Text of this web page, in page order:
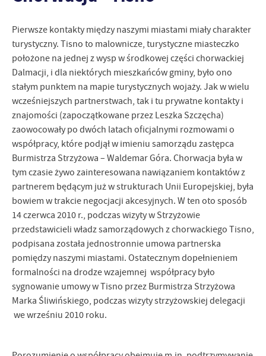
Pierwsze kontakty między naszymi miastami miały charakter
turystyczny. Tisno to malownicze, turystyczne miasteczko
położone na jednej z wysp w środkowej części chorwackiej
Dalmacji, i dla niektórych mieszkańców gminy, było ono
stałym punktem na mapie turystycznych wojaży. Jak w wielu
wcześniejszych partnerstwach, tak i tu prywatne kontakty i
znajomości (zapoczątkowane przez Leszka Szczęcha)
zaowocowały po dwóch latach oficjalnymi rozmowami o
współpracy, które podjął w imieniu samorządu zastępca
Burmistrza Strzyżowa – Waldemar Góra. Chorwacja była w
tym czasie żywo zainteresowana nawiązaniem kontaktów z
partnerem będącym już w strukturach Unii Europejskiej, była
bowiem w trakcie negocjacji akcesyjnych. W ten oto sposób
14 czerwca 2010 r., podczas wizyty w Strzyżowie
przedstawicieli władz samorządowych z chorwackiego Tisno,
podpisana została jednostronnie umowa partnerska
pomiędzy naszymi miastami. Ostatecznym dopełnieniem
formalności na drodze wzajemnej współpracy było
sygnowanie umowy w Tisno przez Burmistrza Strzyżowa
Marka Śliwińskiego, podczas wizyty strzyżowskiej delegacji
we wrześniu 2010 roku.
Dzięki tym plikom cookies możemy zapewnić Ci większy komfort
korzystania z funkcjonalności naszej strony poprzez dopasowanie
jej do Twoich indywidualnych preferencji. Wyrażenie zgody na
funkcjonalne i personalizacyjne pliki cookies gwarantuje
dostępność większej ilości funkcji na stronie.
Więcej
Analityczne
Analityczne pliki cookies pomagają nam rozwijać się i
dostosowywać do Twoich potrzeb.
Cookies analityczne pozwalają na uzyskanie informacji w zakresie
wykorzystywania witryny internetowej, miejsca oraz częstotliwości,
z jaką odwiedzane są nasze serwisy www. Dane pozwalają nam na
ocenę naszych serwisów internetowych pod względem ich
popularności wśród użytkowników. Zgromadzone informacje są
przetwarzane w formie zanonimizowanej. Wyrażenie zgody na
analityczne pliki cookies gwarantuje dostępność wszystkich
funkcjonalności.
Więcej
Reklamowe
Dzięki reklamowym plikom cookies prezentujemy Ci najciekawsze
informacje i aktualności na stronach naszych partnerów.
Promocyjne pliki cookies służą do prezentowania Ci naszych
komunikatów na podstawie analizy Twoich upodobań oraz Twoich
zwyczajów dotyczących przeglądanej witryny internetowej. Treści
promocyjne mogą pojawić się na stronach podmiotów trzecich lub
firm będących naszymi partnerami oraz innych dostawców usług.
Firmy te działają w charakterze pośredników prezentujących nasze
treści w postaci wiadomości, ofert, komunikatów mediów
społecznościowych.
Więcej